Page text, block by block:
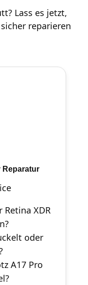
Lass es jetzt,
reparieren
Reparatur
XDR
oder
A17 Pro